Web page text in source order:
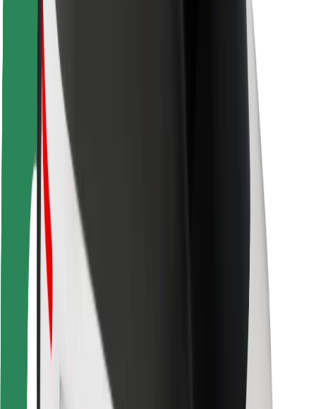
Sigurnosni laboratorij
Gradovi
Lokacije
Gradska rješenja
Zračne luke
Bolt stanice za punjenje
Podrška
Za korisnike
Za vozače
Za dostavljače
Bolt Food
Za vlasnike flota
Za restorane